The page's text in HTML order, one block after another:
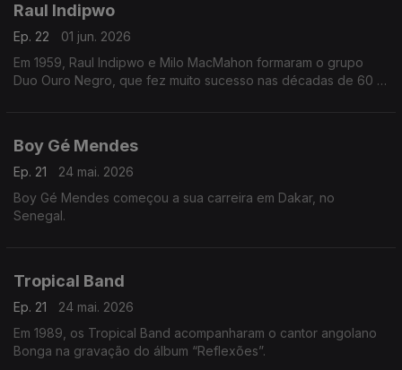
Raul Indipwo
Ep. 22
01 jun. 2026
Em 1959, Raul Indipwo e Milo MacMahon formaram o grupo
Duo Ouro Negro, que fez muito sucesso nas décadas de 60 e
Boy Gé Mendes
Ep. 21
24 mai. 2026
Boy Gé Mendes começou a sua carreira em Dakar, no
Senegal.
Tropical Band
Ep. 21
24 mai. 2026
Em 1989, os Tropical Band acompanharam o cantor angolano
Bonga na gravação do álbum “Reflexões”.